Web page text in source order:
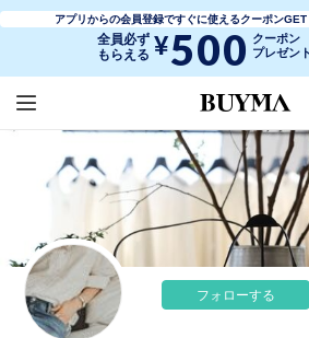
アプリからの会員登録ですぐに使えるクーポンGET
全員必ず
もらえる ¥500 クーポン
プレゼント
フォローする